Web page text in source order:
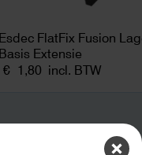
Esdec FlatFix Fusion
Basis Extensie
€ 1,80 incl. BTW